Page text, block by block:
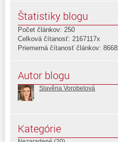
Štatistiky blogu
Počet článkov: 250
Celková čítanosť: 2167117x
Priemerná čítanosť článkov:
Autor blogu
Slavěna Vorobelová
Kategórie